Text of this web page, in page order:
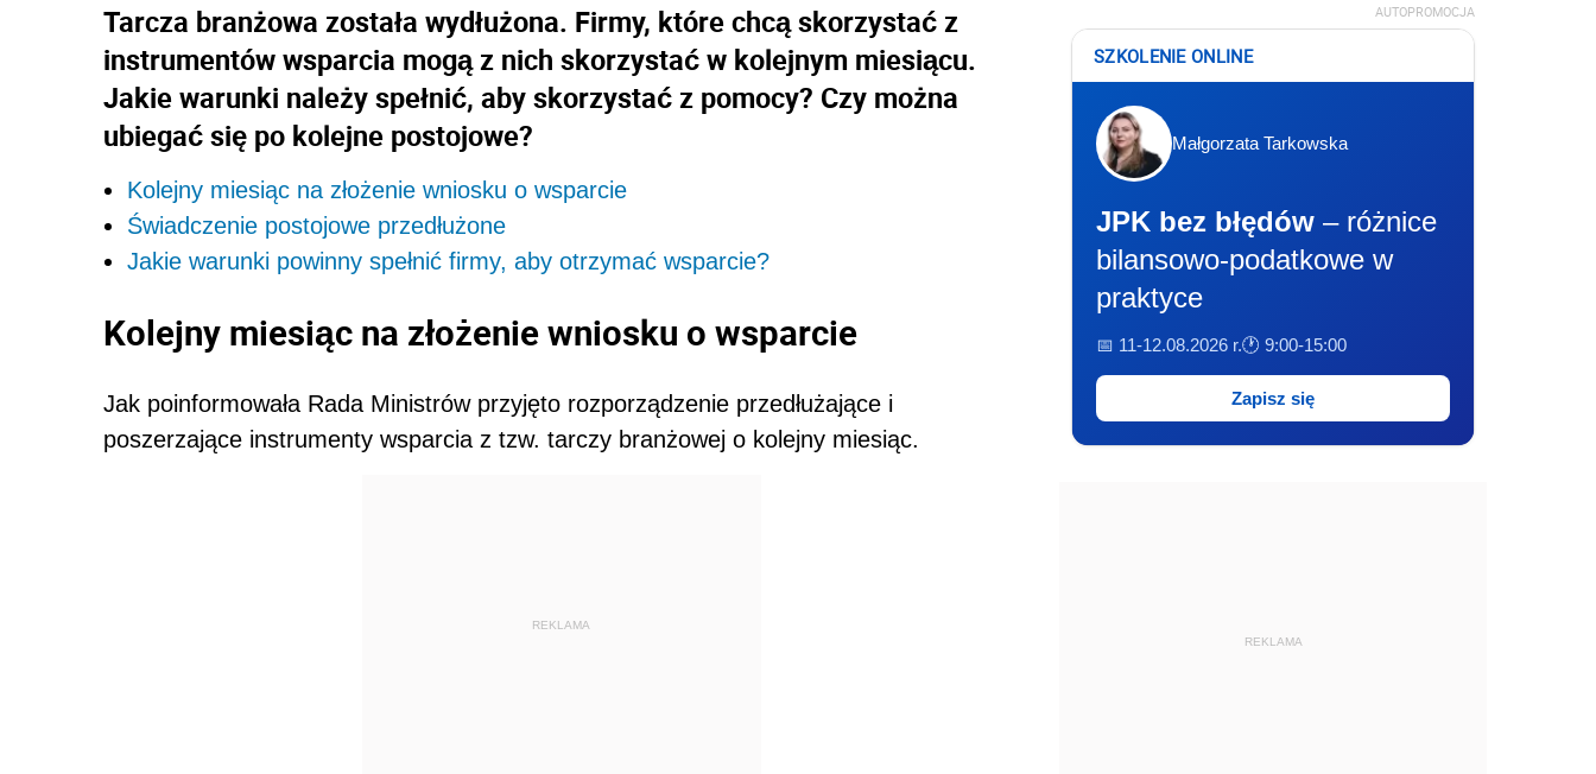
Tarcza branżowa została wydłużona. Firmy, które chcą skorzystać z
instrumentów wsparcia mogą z nich skorzystać w kolejnym miesiącu.
Jakie warunki należy spełnić, aby skorzystać z pomocy? Czy można
ubiegać się po kolejne postojowe?
Kolejny miesiąc na złożenie wniosku o wsparcie
Świadczenie postojowe przedłużone
Jakie warunki powinny spełnić firmy, aby otrzymać wsparcie?
Kolejny miesiąc na złożenie wniosku o wsparcie
Jak poinformowała Rada Ministrów przyjęto rozporządzenie przedłużające i
poszerzające instrumenty wsparcia z tzw. tarczy branżowej o kolejny miesiąc.
REKLAMA
AUTOPROMOCJA
SZKOLENIE ONLINE
Małgorzata Tarkowska
JPK bez błędów – różnice
bilansowo-podatkowe w
praktyce
📅 11-12.08.2026 r.🕐 9:00-15:00
Zapisz się
REKLAMA